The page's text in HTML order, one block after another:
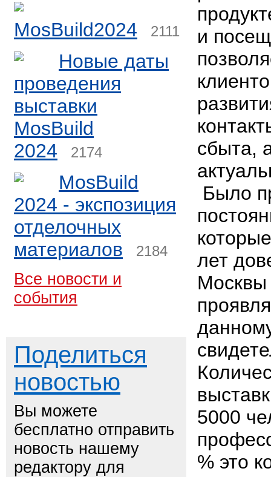
MosBuild2024 2111
Новые даты
проведения
выставки
MosBuild
2024
2174
MosBuild
2024 - экспозиция
отделочных
материалов
2184
Все новости и
события
Поделиться
новостью
Вы можете
бесплатно отправить
новость нашему
редактору для
и
сбыта,
Было
лет
Москвы
5000
% это